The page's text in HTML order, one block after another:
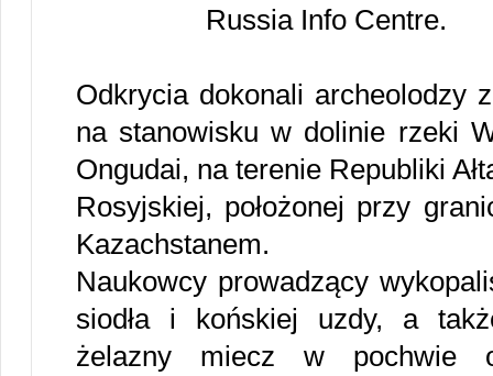
Russia Info Centre.
Odkrycia dokonali archeolodzy
na stanowisku w dolinie rzeki
Ongudai, na terenie Republiki
Rosyjskiej, położonej przy
Kazachstanem.
Naukowcy prowadzący
siodła i końskiej uzdy, a
żelazny miecz w pochwie